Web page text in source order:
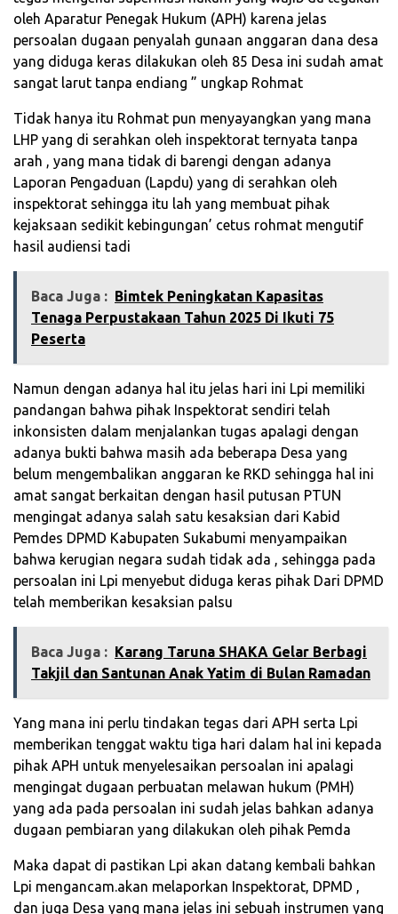
oleh Aparatur Penegak Hukum (APH) karena jelas
persoalan dugaan penyalah gunaan anggaran dana desa
yang diduga keras dilakukan oleh 85 Desa ini sudah amat
sangat larut tanpa endiang ” ungkap Rohmat
Tidak hanya itu Rohmat pun menyayangkan yang mana
LHP yang di serahkan oleh inspektorat ternyata tanpa
arah , yang mana tidak di barengi dengan adanya
Laporan Pengaduan (Lapdu) yang di serahkan oleh
inspektorat sehingga itu lah yang membuat pihak
kejaksaan sedikit kebingungan’ cetus rohmat mengutif
hasil audiensi tadi
Baca Juga : Bimtek Peningkatan Kapasitas
Tenaga Perpustakaan Tahun 2025 Di Ikuti 75
Peserta
Namun dengan adanya hal itu jelas hari ini Lpi memiliki
pandangan bahwa pihak Inspektorat sendiri telah
inkonsisten dalam menjalankan tugas apalagi dengan
adanya bukti bahwa masih ada beberapa Desa yang
belum mengembalikan anggaran ke RKD sehingga hal ini
amat sangat berkaitan dengan hasil putusan PTUN
mengingat adanya salah satu kesaksian dari Kabid
Pemdes DPMD Kabupaten Sukabumi menyampaikan
bahwa kerugian negara sudah tidak ada , sehingga pada
persoalan ini Lpi menyebut diduga keras pihak Dari DPMD
telah memberikan kesaksian palsu
Baca Juga :
Karang Taruna SHAKA Gelar Berbagi
Takjil dan Santunan Anak Yatim di Bulan Ramadan
Yang mana ini perlu tindakan tegas dari APH serta Lpi
memberikan tenggat waktu tiga hari dalam hal ini kepada
pihak APH untuk menyelesaikan persoalan ini apalagi
mengingat dugaan perbuatan melawan hukum (PMH)
yang ada pada persoalan ini sudah jelas bahkan adanya
dugaan pembiaran yang dilakukan oleh pihak Pemda
Maka dapat di pastikan Lpi akan datang kembali bahkan
Lpi mengancam.akan melaporkan Inspektorat, DPMD ,
dan juga Desa yang mana jelas ini sebuah instrumen yang